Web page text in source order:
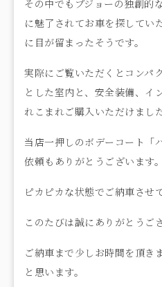
その中でもプジョーの独創的
に魅了されてお車を探してい
に目が留まったそうです。
実際にご覧いただくとコンパ
とした室内と、安全装備、イ
れこまれご購入いただけました
当店一押しのボデーコート「
依頼もありがとうございます。
ピカピカな状態でご納車させ
このたびは誠にありがとうご
ご納車まで少しお時間を頂き
と思います。